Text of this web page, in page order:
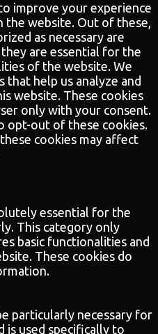
improve your experience
the website. Out of these,
as necessary are
are essential for the
of the website. We
that help us analyze and
website. These cookies
only with your consent.
opt-out of these cookies.
cookies may affect
essential for the
This category only
basic functionalities and
These cookies do
particularly necessary for
is used specifically to